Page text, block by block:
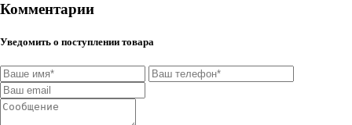
Комментарии
Уведомить о поступлении товара